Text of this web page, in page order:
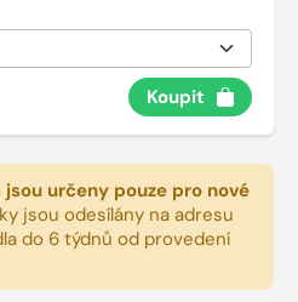
Koupit
jsou určeny pouze pro nové
jsou odesílány na adresu
do 6 týdnů od provedení